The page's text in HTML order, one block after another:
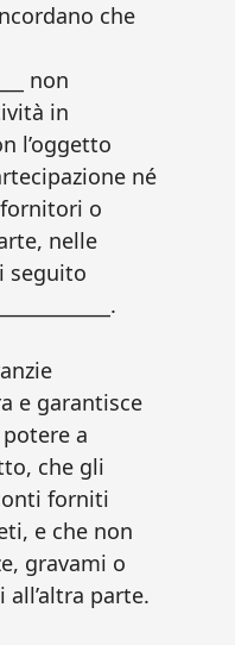
che
non
in
l’oggetto
né
o
nelle
seguito
e garantisce
a
che gli
forniti
e che non
gravami o
parte.